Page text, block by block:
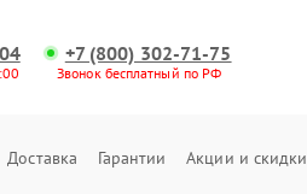
+7 (800) 302-71-75
Звонок бесплатный по РФ
Доставка Гарантии Акции и скидки